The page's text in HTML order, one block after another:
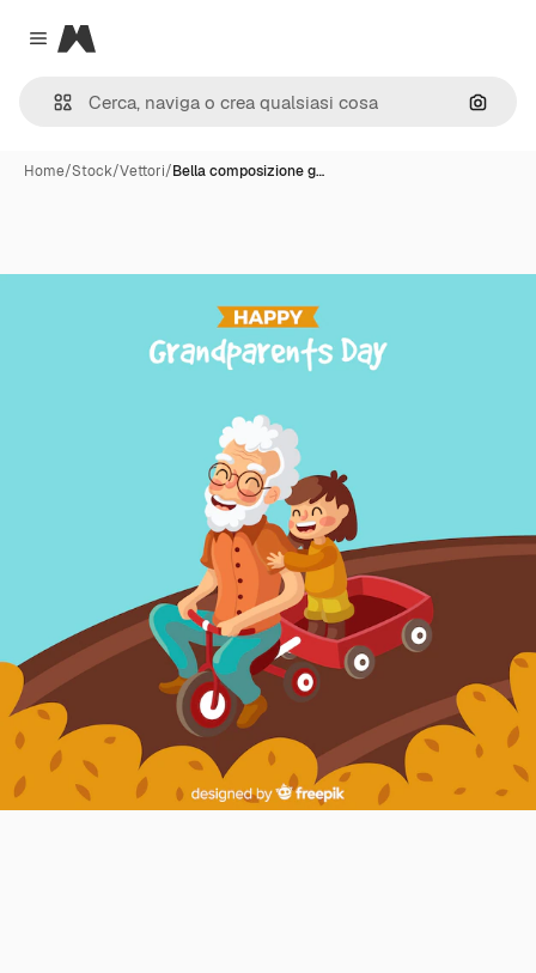
Close menu
Magnific
Cerca
Home/Stock/Vettori/Bella composizione g…